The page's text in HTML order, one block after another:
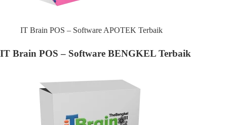
IT Brain POS – Software APOTEK Terbaik
IT Brain POS – Software BENGKEL Terbaik